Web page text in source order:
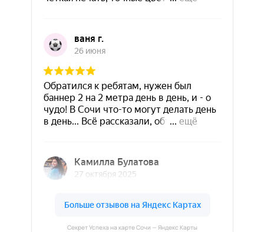
Секрет Успеха на карте Сочи — Яндекс Карты